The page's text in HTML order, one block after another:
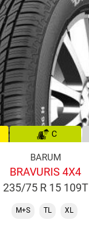
C
BARUM
BRAVURIS 4X4
235/75 R 15 109T
M+S TL XL